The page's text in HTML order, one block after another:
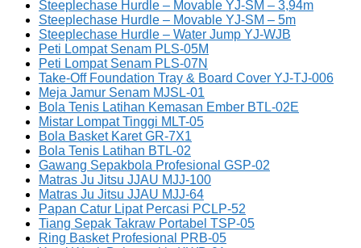
Steeplechase Hurdle – Movable YJ-SM – 3,94m
Steeplechase Hurdle – Movable YJ-SM – 5m
Steeplechase Hurdle – Water Jump YJ-WJB
Peti Lompat Senam PLS-05M
Peti Lompat Senam PLS-07N
Take-Off Foundation Tray & Board Cover YJ-TJ-006
Meja Jamur Senam MJSL-01
Bola Tenis Latihan Kemasan Ember BTL-02E
Mistar Lompat Tinggi MLT-05
Bola Basket Karet GR-7X1
Bola Tenis Latihan BTL-02
Gawang Sepakbola Profesional GSP-02
Matras Ju Jitsu JJAU MJJ-100
Matras Ju Jitsu JJAU MJJ-64
Papan Catur Lipat Percasi PCLP-52
Tiang Sepak Takraw Portabel TSP-05
Ring Basket Profesional PRB-05